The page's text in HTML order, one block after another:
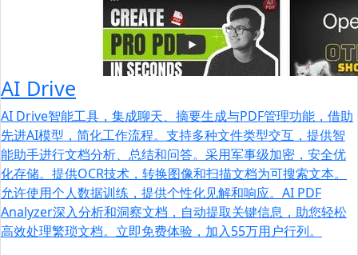
AI Drive
AI Drive智能工具，集成聊天、摘要生成与PDF管理功能，借助
先进AI模型，简化工作流程。支持多种文件类型交互，提供智
能助手进行文档分析、总结和问答。采用军事级加密，安全优
化存储。提供OCR技术，转换图像和扫描文档为可搜索文本。
允许使用个人数据训练，提供个性化见解和响应。AI PDF
Analyzer深入分析和洞察文档，自动提取关键信息，助您轻松
高效处理繁琐文档。立即免费体验，加入55万用户行列。